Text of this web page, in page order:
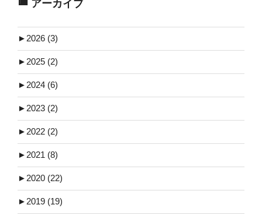
アーカイブ
► 2026 (3)
► 2025 (2)
► 2024 (6)
► 2023 (2)
► 2022 (2)
► 2021 (8)
► 2020 (22)
► 2019 (19)